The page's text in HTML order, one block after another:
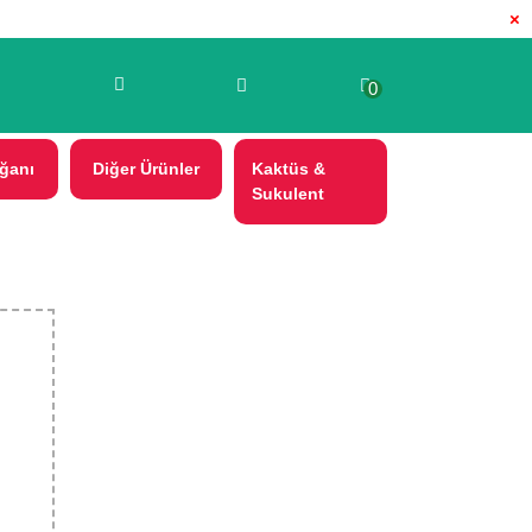
×
0
Diğer Ürünler
Kaktüs &
Sukulent